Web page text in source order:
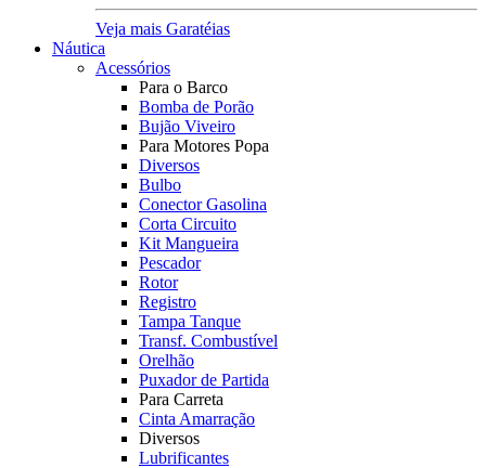
Veja mais Garatéias
Náutica
Acessórios
Para o Barco
Bomba de Porão
Bujão Viveiro
Para Motores Popa
Diversos
Bulbo
Conector Gasolina
Corta Circuito
Kit Mangueira
Pescador
Rotor
Registro
Tampa Tanque
Transf. Combustível
Orelhão
Puxador de Partida
Para Carreta
Cinta Amarração
Diversos
Lubrificantes